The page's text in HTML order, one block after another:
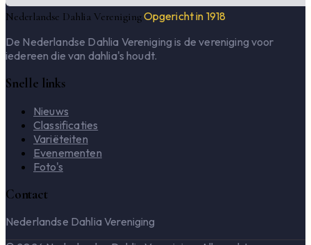
Nederlandse Dahlia VerenigingOpgericht in 1918
De Nederlandse Dahlia Vereniging is de vereniging voor
iedereen die van dahlia's houdt.
Snelle links
Nieuws
Classificaties
Variëteiten
Evenementen
Foto's
Contact
Nederlandse Dahlia Vereniging